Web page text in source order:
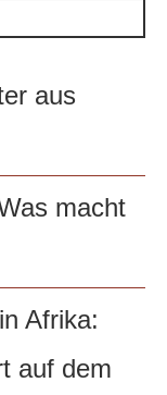
aus
macht
Afrika:
auf dem